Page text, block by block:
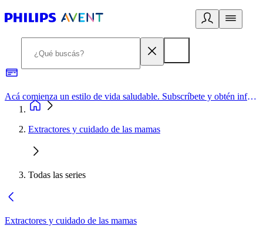
Acá comienza un estilo de vida saludable. Subscríbete y obtén información de primera mano
Extractores y cuidado de las mamas
Todas las series
Extractores y cuidado de las mamas